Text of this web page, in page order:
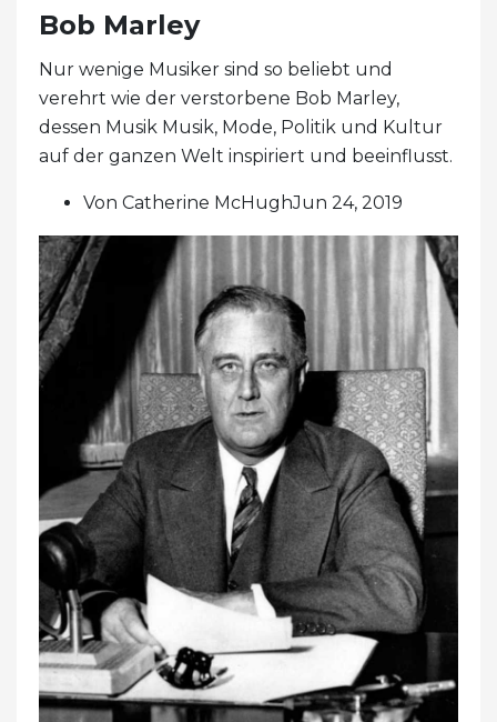
Bob Marley
Nur wenige Musiker sind so beliebt und
verehrt wie der verstorbene Bob Marley,
dessen Musik Musik, Mode, Politik und Kultur
auf der ganzen Welt inspiriert und beeinflusst.
Von Catherine McHughJun 24, 2019